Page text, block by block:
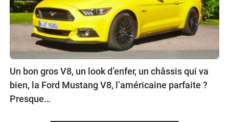
Un bon gros V8, un look d’enfer, un châssis qui va
bien, la Ford Mustang V8, l’américaine parfaite ?
Presque…